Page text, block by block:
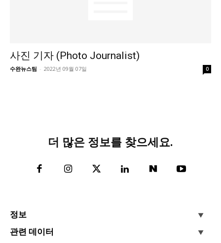
사진 기자 (Photo Journalist)
수완뉴스팀 - 2022년 09월 07일 0
더 많은 정보를 찾으세요.
정보
관련 데이터